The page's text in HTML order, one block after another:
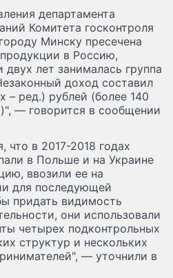
департамента
Комитета госконтроля
Минску пресечена
в Россию,
лет занималась группа
доход составил
– ред.) рублей (более 140
— говорится в сообщении
что в 2017-2018 годах
в Польше и на Украине
ввозили ее на
для последующей
придать видимость
они использовали
четырех подконтрольных
структур и нескольких
— уточнили в